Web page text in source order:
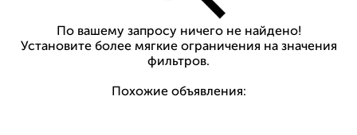
По вашему запросу ничего не найдено!
Установите более мягкие ограничения на значения
фильтров.
Похожие объявления: